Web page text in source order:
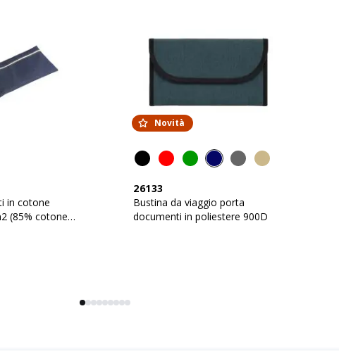
in cotone
(85% cotone -
Novità
26133
Bustina da viaggio porta
documenti in poliestere 900D